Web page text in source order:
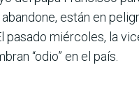
están en
pasado miércoles, la
“odio” en el país.